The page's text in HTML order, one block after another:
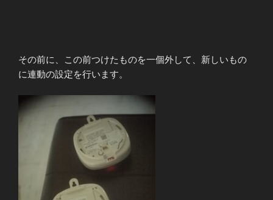
その前に、この前つけたものを一個外して、新しいもの
に連動の設定を行います。